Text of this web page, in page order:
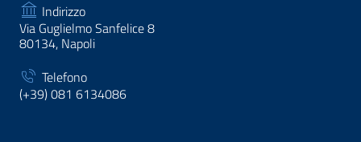
Indirizzo
Via Guglielmo Sanfelice 8
80134, Napoli
Telefono
(+39) 081 6134086